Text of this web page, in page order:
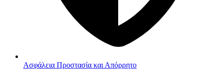
Ασφάλεια Προστασία και Απόρρητο